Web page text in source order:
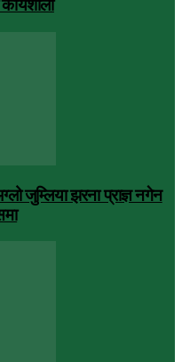
जुम्लिया झरना प्राज्ञ नगेन